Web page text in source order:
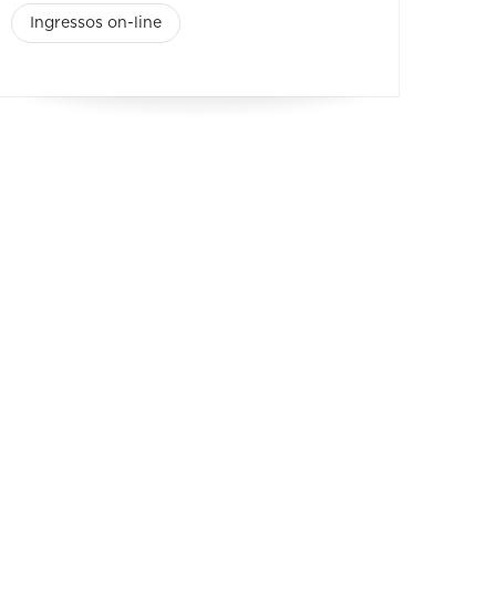
Ingressos on-line